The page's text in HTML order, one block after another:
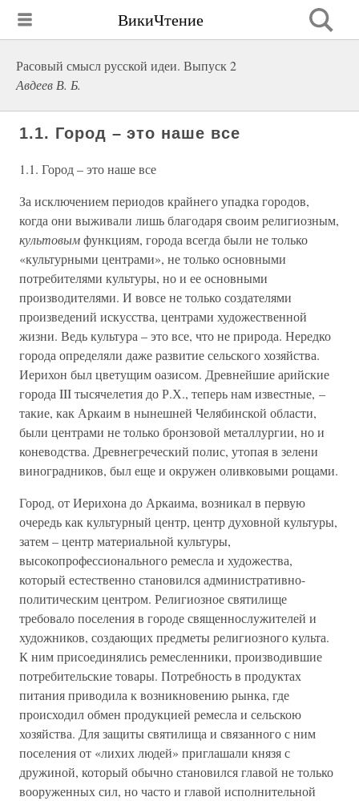
ВикиЧтение
Расовый смысл русской идеи. Выпуск 2
Авдеев В. Б.
1.1. Город – это наше все
1.1. Город – это наше все
За исключением периодов крайнего упадка городов,
когда они выживали лишь благодаря своим религиозным,
культовымфункциям, города всегда были не только
«культурными центрами», не только основными
потребителями культуры, но и ее основными
производителями. И вовсе не только создателями
произведений искусства, центрами художественной
жизни. Ведь культура – это все, что не природа. Нередко
города определяли даже развитие сельского хозяйства.
Иерихон был цветущим оазисом. Древнейшие арийские
города III тысячелетия до Р.Х., теперь нам известные, –
такие, как Аркаим в нынешней Челябинской области,
были центрами не только бронзовой металлургии, но и
коневодства. Древнегреческий полис, утопая в зелени
виноградников, был еще и окружен оливковыми рощами.
Город, от Иерихона до Аркаима, возникал в первую
очередь как культурный центр, центр духовной культуры,
затем – центр материальной культуры,
высокопрофессионального ремесла и художества,
который естественно становился административно-
политическим центром. Религиозное святилище
требовало поселения в городе священнослужителей и
художников, создающих предметы религиозного культа.
К ним присоединялись ремесленники, производившие
потребительские товары. Потребность в продуктах
питания приводила к возникновению рынка, где
происходил обмен продукцией ремесла и сельскою
хозяйства. Для защиты святилища и связанного с ним
поселения от «лихих людей» приглашали князя с
дружиной, который обычно становился главой не только
вооруженных сил, но часто и главой исполнительной